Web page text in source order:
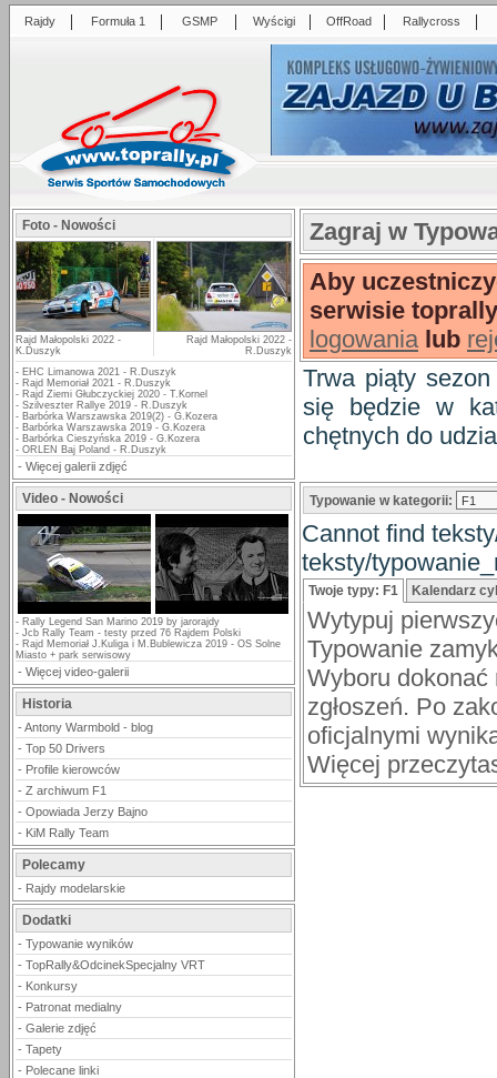
Rajdy | Formuła 1 | GSMP | Wyścigi | OffRoad | Rallycross |
Foto - Nowości
Rajd Małopolski 2022 -
K.Duszyk
Rajd Małopolski 2022 -
R.Duszyk
- EHC Limanowa 2021 - R.Duszyk
- Rajd Memoriał 2021 - R.Duszyk
- Rajd Ziemi Głubczyckiej 2020 - T.Kornel
- Szilveszter Rallye 2019 - R.Duszyk
- Barbórka Warszawska 2019(2) - G.Kozera
- Barbórka Warszawska 2019 - G.Kozera
- Barbórka Cieszyńska 2019 - G.Kozera
- ORLEN Baj Poland - R.Duszyk
- Więcej galerii zdjęć
Video - Nowości
- Rally Legend San Marino 2019 by jarorajdy
- Jcb Rally Team - testy przed 76 Rajdem Polski
- Rajd Memoriał J.Kuliga i M.Bublewicza 2019 - OS Solne
Miasto + park serwisowy
- Więcej video-galerii
Historia
- Antony Warmbold - blog
- Top 50 Drivers
- Profile kierowców
- Z archiwum F1
- Opowiada Jerzy Bajno
- KiM Rally Team
Polecamy
- Rajdy modelarskie
Dodatki
- Typowanie wyników
- TopRally&OdcinekSpecjalny VRT
- Konkursy
- Patronat medialny
- Galerie zdjęć
- Tapety
- Polecane linki
Zagraj w
Aby
serwisie
logowanialub
Trwa piąty
się będzie w
chętnych do
Typowanie w kategorii:
Cannot find
teksty/
Twoje typy: F1 Kalendarz
Wytypuj
Typowanie
Wyboru
zgłoszeń. Po
oficjalnymi
Więcej